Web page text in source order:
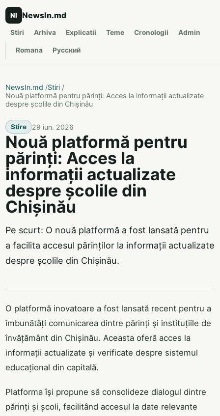
NI NewsIn.md
Stiri Arhiva Explicatii Teme Cronologii Admin
Romana Русский
NewsIn.md /Stiri /
Nouă platformă pentru părinți: Acces la informații actualizate
despre școlile din Chișinău
Stire 29 iun. 2026
Nouă platformă pentru
părinți: Acces la
informații actualizate
despre școlile din
Chișinău
Pe scurt: O nouă platformă a fost lansată pentru
a facilita accesul părinților la informații actualizate
despre școlile din Chișinău.
O platformă inovatoare a fost lansată recent pentru a
îmbunătăți comunicarea dintre părinți și instituțiile de
învățământ din Chișinău. Aceasta oferă acces la
informații actualizate și verificate despre sistemul
educațional din capitală.
Platforma își propune să consolideze dialogul dintre
părinți și școli, facilitând accesul la date relevante